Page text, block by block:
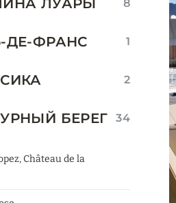
ЛУАРЫ 8
ДЕ-ФРАНС 1
2
БЕРЕГ 34
Château de la